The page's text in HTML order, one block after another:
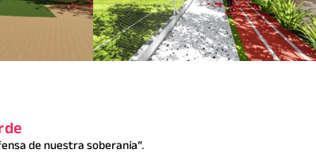
de nuestra soberanía”.